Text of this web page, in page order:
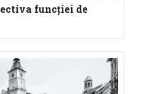
funcţiei de